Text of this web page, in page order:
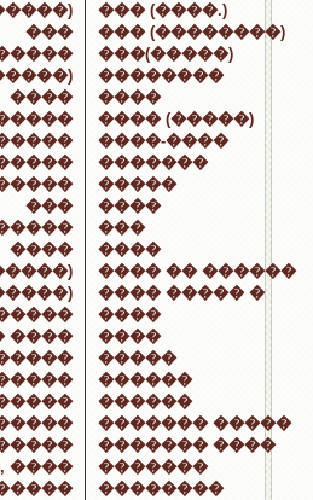
���
����
���
����
����
����
��� (����.)
��� (��������)
���(�����)
��������
����
���� (�����)
����-����
�������
�����
����
���
����
���� �� ������
���� ����� �
����
����
�����
������
������
������� �����
������� ����
�������
��������